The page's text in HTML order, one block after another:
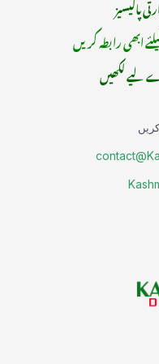
پالیسیز
ابھی رابطہ کریں
لیے لکھیں